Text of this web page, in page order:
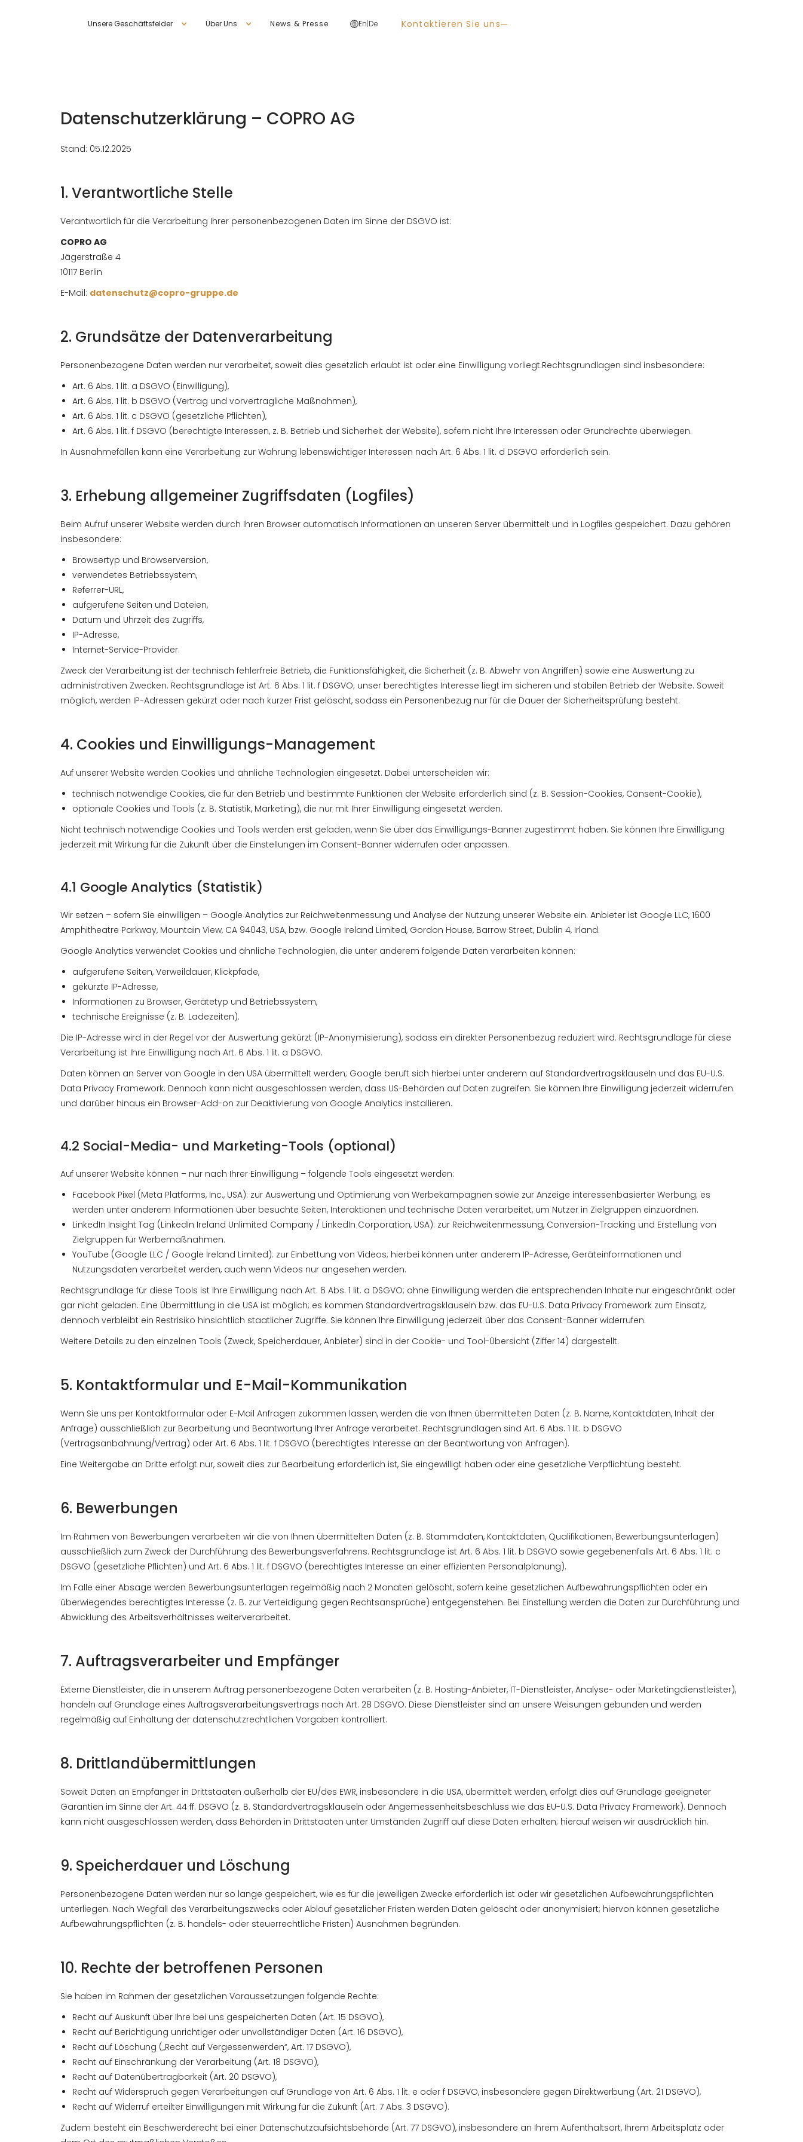
Unsere Geschäftsfelder Über Uns News & Presse En|De Kontaktieren Sie uns
Datenschutzerklärung – COPRO AG
Stand: 05.12.2025
1. Verantwortliche Stelle
Verantwortlich für die Verarbeitung Ihrer personenbezogenen Daten im Sinne der DSGVO ist:
COPRO AG
Jägerstraße 4
10117 Berlin
E-Mail: datenschutz@copro-gruppe.de
2. Grundsätze der Datenverarbeitung
Personenbezogene Daten werden nur verarbeitet, soweit dies gesetzlich erlaubt ist oder eine Einwilligung vorliegt.Rechtsgrundlagen sind insbesondere:
Art. 6 Abs. 1 lit. a DSGVO (Einwilligung),
Art. 6 Abs. 1 lit. b DSGVO (Vertrag und vorvertragliche Maßnahmen),
Art. 6 Abs. 1 lit. c DSGVO (gesetzliche Pflichten),
Art. 6 Abs. 1 lit. f DSGVO (berechtigte Interessen, z. B. Betrieb und Sicherheit der Website), sofern nicht Ihre Interessen oder Grundrechte überwiegen.
In Ausnahmefällen kann eine Verarbeitung zur Wahrung lebenswichtiger Interessen nach Art. 6 Abs. 1 lit. d DSGVO erforderlich sein.
3. Erhebung allgemeiner Zugriffsdaten (Logfiles)
Beim Aufruf unserer Website werden durch Ihren Browser automatisch Informationen an unseren Server übermittelt und in Logfiles gespeichert. Dazu gehören
insbesondere:
Browsertyp und Browserversion,
verwendetes Betriebssystem,
Referrer-URL,
aufgerufene Seiten und Dateien,
Datum und Uhrzeit des Zugriffs,
IP-Adresse,
Internet-Service-Provider.
Zweck der Verarbeitung ist der technisch fehlerfreie Betrieb, die Funktionsfähigkeit, die Sicherheit (z. B. Abwehr von Angriffen) sowie eine Auswertung zu
administrativen Zwecken. Rechtsgrundlage ist Art. 6 Abs. 1 lit. f DSGVO; unser berechtigtes Interesse liegt im sicheren und stabilen Betrieb der Website. Soweit
möglich, werden IP-Adressen gekürzt oder nach kurzer Frist gelöscht, sodass ein Personenbezug nur für die Dauer der Sicherheitsprüfung besteht.
4. Cookies und Einwilligungs-Management
Auf unserer Website werden Cookies und ähnliche Technologien eingesetzt. Dabei unterscheiden wir:
technisch notwendige Cookies, die für den Betrieb und bestimmte Funktionen der Website erforderlich sind (z. B. Session-Cookies, Consent-Cookie),
optionale Cookies und Tools (z. B. Statistik, Marketing), die nur mit Ihrer Einwilligung eingesetzt werden.
Nicht technisch notwendige Cookies und Tools werden erst geladen, wenn Sie über das Einwilligungs-Banner zugestimmt haben. Sie können Ihre Einwilligung
jederzeit mit Wirkung für die Zukunft über die Einstellungen im Consent-Banner widerrufen oder anpassen.
4.1 Google Analytics (Statistik)
Wir setzen – sofern Sie einwilligen – Google Analytics zur Reichweitenmessung und Analyse der Nutzung unserer Website ein. Anbieter ist Google LLC, 1600
Amphitheatre Parkway, Mountain View, CA 94043, USA, bzw. Google Ireland Limited, Gordon House, Barrow Street, Dublin 4, Irland.
Google Analytics verwendet Cookies und ähnliche Technologien, die unter anderem folgende Daten verarbeiten können:
aufgerufene Seiten, Verweildauer, Klickpfade,
gekürzte IP-Adresse,
Informationen zu Browser, Gerätetyp und Betriebssystem,
technische Ereignisse (z. B. Ladezeiten).
Die IP-Adresse wird in der Regel vor der Auswertung gekürzt (IP-Anonymisierung), sodass ein direkter Personenbezug reduziert wird. Rechtsgrundlage für diese
Verarbeitung ist Ihre Einwilligung nach Art. 6 Abs. 1 lit. a DSGVO.
Daten können an Server von Google in den USA übermittelt werden; Google beruft sich hierbei unter anderem auf Standardvertragsklauseln und das EU-U.S.
Data Privacy Framework. Dennoch kann nicht ausgeschlossen werden, dass US-Behörden auf Daten zugreifen. Sie können Ihre Einwilligung jederzeit widerrufen
und darüber hinaus ein Browser-Add-on zur Deaktivierung von Google Analytics installieren.
4.2 Social-Media- und Marketing-Tools (optional)
Auf unserer Website können – nur nach Ihrer Einwilligung – folgende Tools eingesetzt werden:
Facebook Pixel (Meta Platforms, Inc., USA): zur Auswertung und Optimierung von Werbekampagnen sowie zur Anzeige interessenbasierter Werbung; es
werden unter anderem Informationen über besuchte Seiten, Interaktionen und technische Daten verarbeitet, um Nutzer in Zielgruppen einzuordnen.
LinkedIn Insight Tag (LinkedIn Ireland Unlimited Company / LinkedIn Corporation, USA): zur Reichweitenmessung, Conversion-Tracking und Erstellung von
Zielgruppen für Werbemaßnahmen.
YouTube (Google LLC / Google Ireland Limited): zur Einbettung von Videos; hierbei können unter anderem IP-Adresse, Geräteinformationen und
Nutzungsdaten verarbeitet werden, auch wenn Videos nur angesehen werden.
Rechtsgrundlage für diese Tools ist Ihre Einwilligung nach Art. 6 Abs. 1 lit. a DSGVO; ohne Einwilligung werden die entsprechenden Inhalte nur eingeschränkt oder
gar nicht geladen. Eine Übermittlung in die USA ist möglich; es kommen Standardvertragsklauseln bzw. das EU-U.S. Data Privacy Framework zum Einsatz,
dennoch verbleibt ein Restrisiko hinsichtlich staatlicher Zugriffe. Sie können Ihre Einwilligung jederzeit über das Consent-Banner widerrufen.
Weitere Details zu den einzelnen Tools (Zweck, Speicherdauer, Anbieter) sind in der Cookie- und Tool-Übersicht (Ziffer 14) dargestellt.
5. Kontaktformular und E-Mail-Kommunikation
Wenn Sie uns per Kontaktformular oder E-Mail Anfragen zukommen lassen, werden die von Ihnen übermittelten Daten (z. B. Name, Kontaktdaten, Inhalt der
Anfrage) ausschließlich zur Bearbeitung und Beantwortung Ihrer Anfrage verarbeitet. Rechtsgrundlagen sind Art. 6 Abs. 1 lit. b DSGVO
(Vertragsanbahnung/Vertrag) oder Art. 6 Abs. 1 lit. f DSGVO (berechtigtes Interesse an der Beantwortung von Anfragen).
Eine Weitergabe an Dritte erfolgt nur, soweit dies zur Bearbeitung erforderlich ist, Sie eingewilligt haben oder eine gesetzliche Verpflichtung besteht.
6. Bewerbungen
Im Rahmen von Bewerbungen verarbeiten wir die von Ihnen übermittelten Daten (z. B. Stammdaten, Kontaktdaten, Qualifikationen, Bewerbungsunterlagen)
ausschließlich zum Zweck der Durchführung des Bewerbungsverfahrens. Rechtsgrundlage ist Art. 6 Abs. 1 lit. b DSGVO sowie gegebenenfalls Art. 6 Abs. 1 lit. c
DSGVO (gesetzliche Pflichten) und Art. 6 Abs. 1 lit. f DSGVO (berechtigtes Interesse an einer effizienten Personalplanung).
Im Falle einer Absage werden Bewerbungsunterlagen regelmäßig nach 2 Monaten gelöscht, sofern keine gesetzlichen Aufbewahrungspflichten oder ein
überwiegendes berechtigtes Interesse (z. B. zur Verteidigung gegen Rechtsansprüche) entgegenstehen. Bei Einstellung werden die Daten zur Durchführung und
Abwicklung des Arbeitsverhältnisses weiterverarbeitet.
7. Auftragsverarbeiter und Empfänger
Externe Dienstleister, die in unserem Auftrag personenbezogene Daten verarbeiten (z. B. Hosting-Anbieter, IT-Dienstleister, Analyse- oder Marketingdienstleister),
handeln auf Grundlage eines Auftragsverarbeitungsvertrags nach Art. 28 DSGVO. Diese Dienstleister sind an unsere Weisungen gebunden und werden
regelmäßig auf Einhaltung der datenschutzrechtlichen Vorgaben kontrolliert.
8. Drittlandübermittlungen
Soweit Daten an Empfänger in Drittstaaten außerhalb der EU/des EWR, insbesondere in die USA, übermittelt werden, erfolgt dies auf Grundlage geeigneter
Garantien im Sinne der Art. 44 ff. DSGVO (z. B. Standardvertragsklauseln oder Angemessenheitsbeschluss wie das EU-U.S. Data Privacy Framework). Dennoch
kann nicht ausgeschlossen werden, dass Behörden in Drittstaaten unter Umständen Zugriff auf diese Daten erhalten; hierauf weisen wir ausdrücklich hin.
9. Speicherdauer und Löschung
Personenbezogene Daten werden nur so lange gespeichert, wie es für die jeweiligen Zwecke erforderlich ist oder wir gesetzlichen Aufbewahrungspflichten
unterliegen. Nach Wegfall des Verarbeitungszwecks oder Ablauf gesetzlicher Fristen werden Daten gelöscht oder anonymisiert; hiervon können gesetzliche
Aufbewahrungspflichten (z. B. handels- oder steuerrechtliche Fristen) Ausnahmen begründen.
10. Rechte der betroffenen Personen
Sie haben im Rahmen der gesetzlichen Voraussetzungen folgende Rechte:
Recht auf Auskunft über Ihre bei uns gespeicherten Daten (Art. 15 DSGVO),
Recht auf Berichtigung unrichtiger oder unvollständiger Daten (Art. 16 DSGVO),
Recht auf Löschung („Recht auf Vergessenwerden“, Art. 17 DSGVO),
Recht auf Einschränkung der Verarbeitung (Art. 18 DSGVO),
Recht auf Datenübertragbarkeit (Art. 20 DSGVO),
Recht auf Widerspruch gegen Verarbeitungen auf Grundlage von Art. 6 Abs. 1 lit. e oder f DSGVO, insbesondere gegen Direktwerbung (Art. 21 DSGVO),
Recht auf Widerruf erteilter Einwilligungen mit Wirkung für die Zukunft (Art. 7 Abs. 3 DSGVO).
Zudem besteht ein Beschwerderecht bei einer Datenschutzaufsichtsbehörde (Art. 77 DSGVO), insbesondere an Ihrem Aufenthaltsort, Ihrem Arbeitsplatz oder